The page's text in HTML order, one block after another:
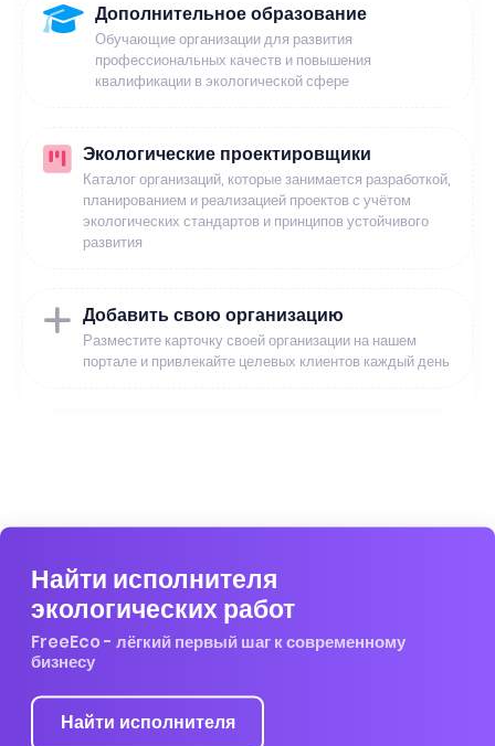
Дополнительное образование
Обучающие организации для развития
профессиональных качеств и повышения
квалификации в экологической сфере
Экологические проектировщики
Каталог организаций, которые занимается разработкой,
планированием и реализацией проектов с учётом
экологических стандартов и принципов устойчивого
развития
Добавить свою организацию
Разместите карточку своей организации на нашем
портале и привлекайте целевых клиентов каждый день
Найти исполнителя
экологических работ
FreeEco - лёгкий первый шаг к современному
бизнесу
Найти исполнителя